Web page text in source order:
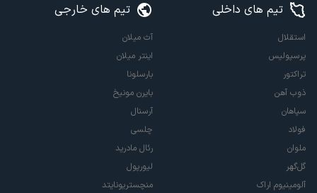
تیم های داخلی
استقلال
پرسپولیس
تراکتور
ذوب آهن
سپاهان
فولاد
ملوان
گل‌گهر
آلومینیوم اراک
تیم های خارجی
آث میلان
اینتر میلان
بارسلونا
بایرن مونیخ
آرسنال
چلسی
رئال مادرید
لیورپول
منچستریونایتد